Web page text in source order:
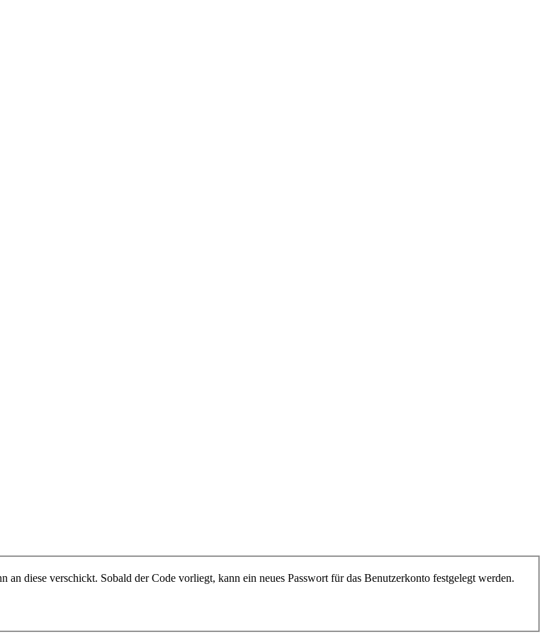
diese verschickt. Sobald der Code vorliegt, kann ein neues Passwort für das Benutzerkonto festgelegt werden.